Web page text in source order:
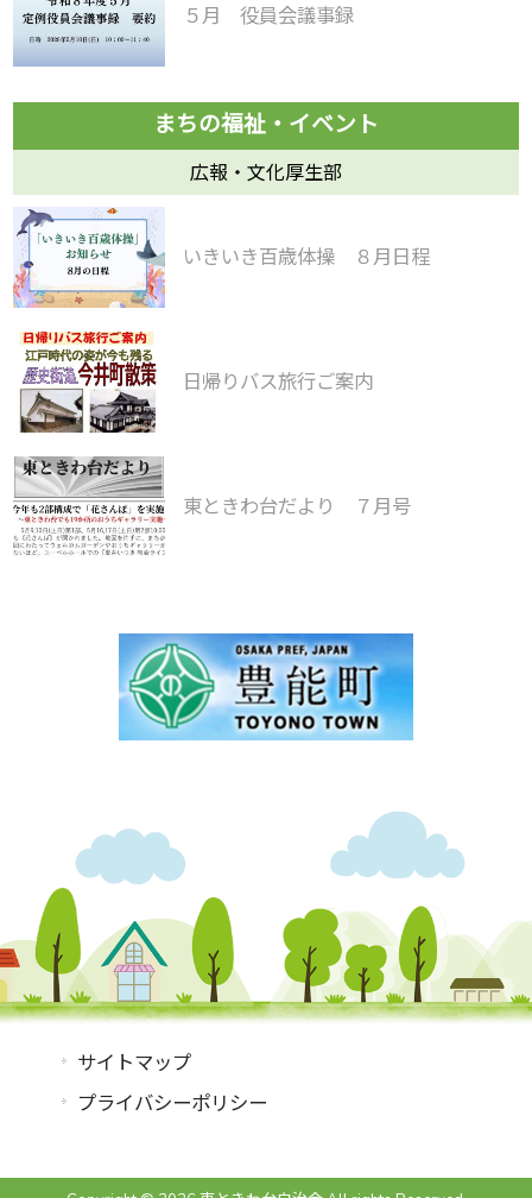
５月 役員会議事録
広報・文化厚生部
いきいき百歳体操 ８月日程
日帰りバス旅行ご案内
東ときわ台だより ７月号
サイトマップ
プライバシーポリシー